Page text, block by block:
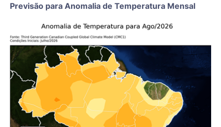
Previsão para Anomalia de Temperatura Mensal